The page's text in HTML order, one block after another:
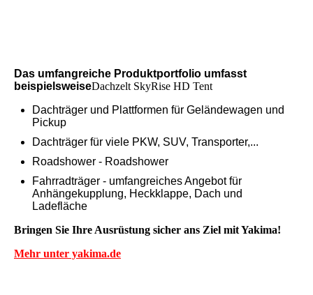
Das umfangreiche Produktportfolio umfasst
beispielsweiseDachzelt SkyRise HD Tent
Dachträger und Plattformen für Geländewagen und
Pickup
Dachträger für viele PKW, SUV, Transporter,...
Roadshower - Roadshower
Fahrradträger - umfangreiches Angebot für
Anhängekupplung, Heckklappe, Dach und
Ladefläche
Bringen Sie Ihre Ausrüstung sicher ans Ziel mit Yakima!
Mehr unter yakima.de